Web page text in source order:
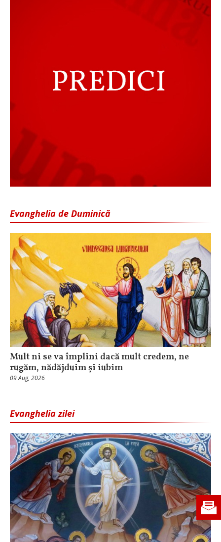
Evanghelia de Duminică
Mult ni se va împlini dacă mult credem, ne
rugăm, nădăjduim și iubim
09 Aug, 2026
Evanghelia zilei